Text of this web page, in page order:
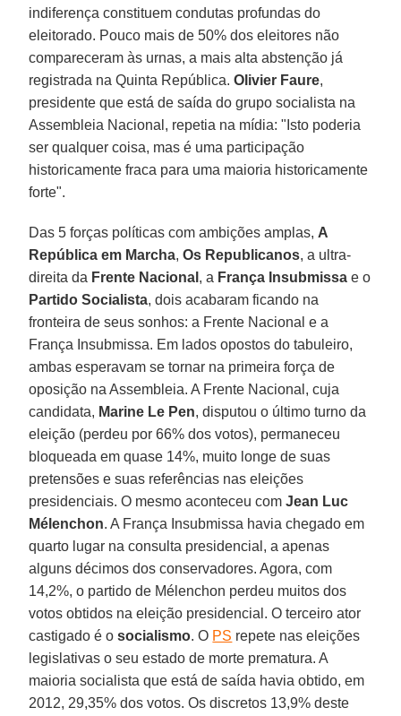
indiferença constituem condutas profundas do
eleitorado. Pouco mais de 50% dos eleitores não
compareceram às urnas, a mais alta abstenção já
registrada na Quinta República.Olivier Faure,
presidente que está de saída do grupo socialista na
Assembleia Nacional, repetia na mídia: "Isto poderia
ser qualquer coisa, mas é uma participação
historicamente fraca para uma maioria historicamente
forte".
Das 5 forças políticas com ambições amplas, A
República em Marcha,Os Republicanos, a ultra-
direita da Frente Nacional , a França Insubmissa e o
Partido Socialista, dois acabaram ficando na
fronteira de seus sonhos: a Frente Nacional e a
França Insubmissa. Em lados opostos do tabuleiro,
ambas esperavam se tornar na primeira força de
oposição na Assembleia. A Frente Nacional, cuja
candidata, Marine Le Pen, disputou o último turno da
eleição (perdeu por 66% dos votos), permaneceu
bloqueada em quase 14%, muito longe de suas
pretensões e suas referências nas eleições
presidenciais. O mesmo aconteceu comJean Luc
Mélenchon. A França Insubmissa havia chegado em
quarto lugar na consulta presidencial, a apenas
alguns décimos dos conservadores. Agora, com
14,2%, o partido de Mélenchon perdeu muitos dos
votos obtidos na eleição presidencial. O terceiro ator
castigado é osocialismo. O PS repete nas eleições
legislativas o seu estado de morte prematura. A
maioria socialista que está de saída havia obtido, em
2012, 29,35% dos votos. Os discretos 13,9% deste